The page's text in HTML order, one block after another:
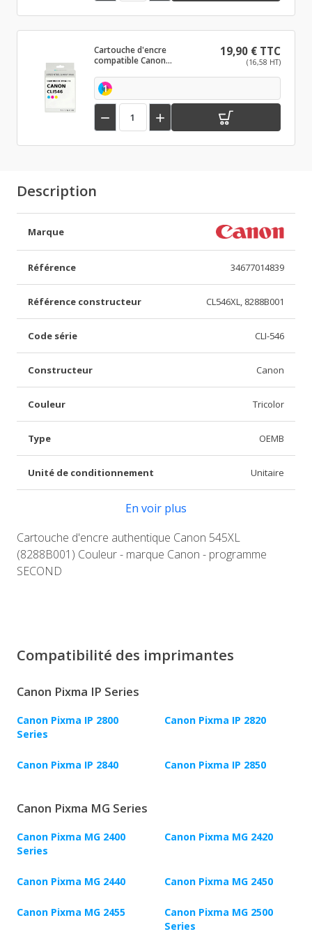
Cartouche d'encre
compatible Canon
19,90 € TTC
(16,58 HT)
1
 
Description
Marque
Référence 34677014839
Référence constructeur CL546XL, 8288B001
Code série CLI-546
Constructeur Canon
Couleur Tricolor
Type OEMB
Unité de conditionnement Unitaire
En voir plus
Cartouche d'encre authentique Canon 545XL
(8288B001) Couleur - marque Canon - programme
SECOND
Compatibilité des imprimantes
Canon Pixma IP Series
Canon Pixma IP 2800
Series
Canon Pixma IP 2820
Canon Pixma IP 2840 Canon Pixma IP 2850
Canon Pixma MG Series
Canon Pixma MG 2400
Series
Canon Pixma MG 2420
Canon Pixma MG 2440 Canon Pixma MG 2450
Canon Pixma MG 2455
Canon Pixma MG 2500
Series